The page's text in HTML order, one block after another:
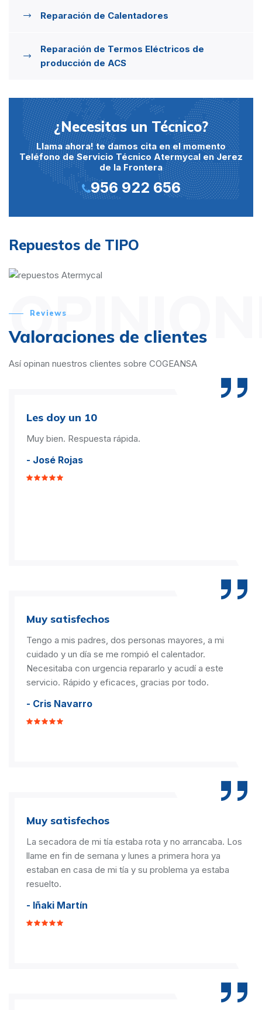
Reparación de Calentadores
Reparación de Termos Eléctricos de
producción de ACS
¿Necesitas un Técnico?
Llama ahora! te damos cita en el momento
Teléfono de Servicio Técnico Atermycal en Jerez
de la Frontera
956 922 656
Repuestos de TIPO
Reviews
Valoraciones de clientes
Así opinan nuestros clientes sobre COGEANSA
Les doy un 10
Muy bien. Respuesta rápida.
- José Rojas
Muy satisfechos
Tengo a mis padres, dos personas mayores, a mi
cuidado y un día se me rompió el calentador.
Necesitaba con urgencia repararlo y acudí a este
servicio. Rápido y eficaces, gracias por todo.
- Cris Navarro
Muy satisfechos
La secadora de mi tía estaba rota y no arrancaba. Los
llame en fin de semana y lunes a primera hora ya
estaban en casa de mi tía y su problema ya estaba
resuelto.
- Iñaki Martín